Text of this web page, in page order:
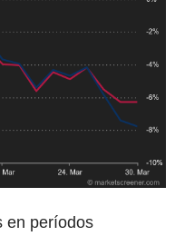
en períodos